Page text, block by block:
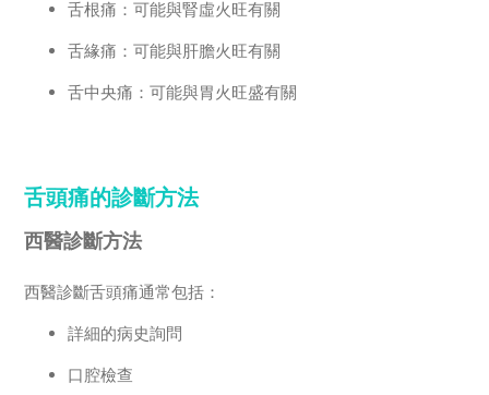
舌根痛：可能與腎虛火旺有關
舌緣痛：可能與肝膽火旺有關
舌中央痛：可能與胃火旺盛有關
舌頭痛的診斷方法
西醫診斷方法
西醫診斷舌頭痛通常包括：
詳細的病史詢問
口腔檢查